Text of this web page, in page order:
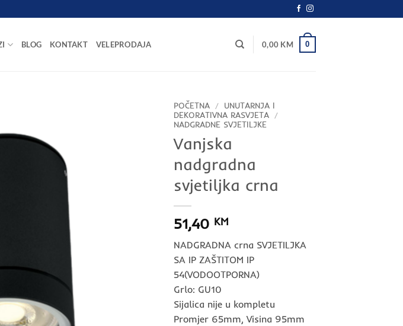
BLOG KONTAKT VELEPRODAJA 0,00 KM 0
POČETNA / UNUTARNJA I
DEKORATIVNA RASVJETA /
NADGRADNE SVJETILJKE
Vanjska
nadgradna
svjetiljka crna
51,40 KM
NADGRADNA crna SVJETILJKA
SA IP ZAŠTITOM IP
54(VODOOTPORNA)
Grlo: GU10
Sijalica nije u kompletu
Promjer 65mm, Visina 95mm